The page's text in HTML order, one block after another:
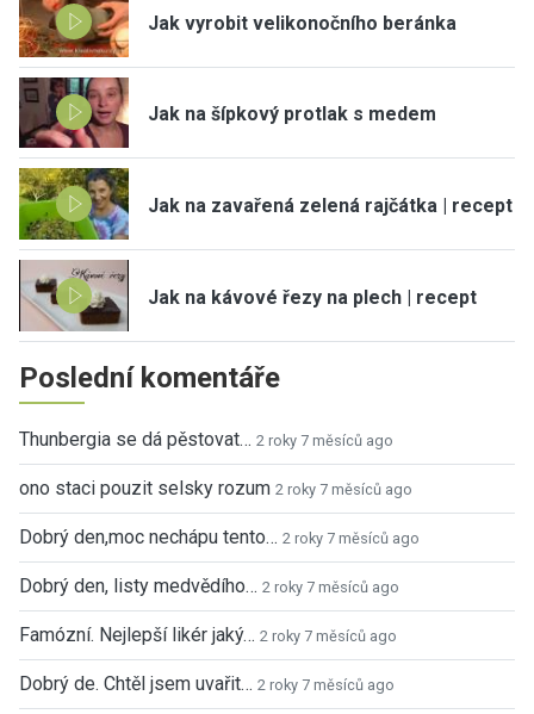
Jak vyrobit velikonočního beránka
Jak na šípkový protlak s medem
Jak na zavařená zelená rajčátka | recept
Jak na kávové řezy na plech | recept
Poslední komentáře
Thunbergia se dá pěstovat… 2 roky 7 měsíců ago
ono staci pouzit selsky rozum 2 roky 7 měsíců ago
Dobrý den,moc nechápu tento… 2 roky 7 měsíců ago
Dobrý den, listy medvědího… 2 roky 7 měsíců ago
Famózní. Nejlepší likér jaký… 2 roky 7 měsíců ago
Dobrý de. Chtěl jsem uvařit… 2 roky 7 měsíců ago